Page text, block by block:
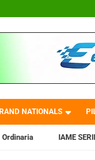
NATIONALS
IAME SERIES